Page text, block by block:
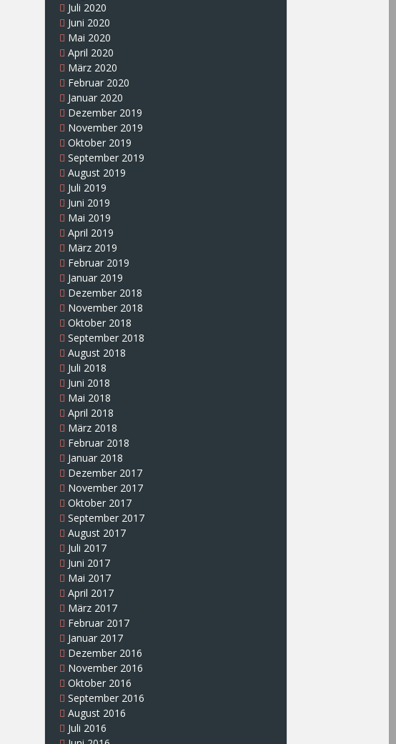
Juli 2020
Juni 2020
Mai 2020
April 2020
März 2020
Februar 2020
Januar 2020
Dezember 2019
November 2019
Oktober 2019
September 2019
August 2019
Juli 2019
Juni 2019
Mai 2019
April 2019
März 2019
Februar 2019
Januar 2019
Dezember 2018
November 2018
Oktober 2018
September 2018
August 2018
Juli 2018
Juni 2018
Mai 2018
April 2018
März 2018
Februar 2018
Januar 2018
Dezember 2017
November 2017
Oktober 2017
September 2017
August 2017
Juli 2017
Juni 2017
Mai 2017
April 2017
März 2017
Februar 2017
Januar 2017
Dezember 2016
November 2016
Oktober 2016
September 2016
August 2016
Juli 2016